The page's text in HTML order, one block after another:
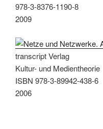
978-3-8376-1190-8
2009
transcript Verlag
Kultur- und Medientheorie
ISBN 978-3-89942-438-6
2006